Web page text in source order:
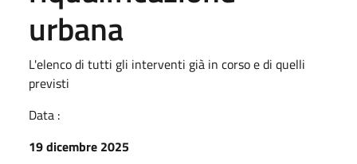
urbana
L'elenco di tutti gli interventi già in corso e di quelli
previsti
Data :
19 dicembre 2025